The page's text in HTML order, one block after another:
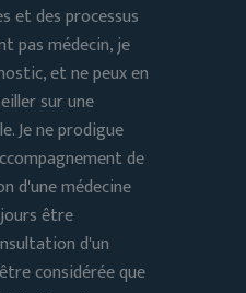
et des processus
pas médecin, je
et ne peux en
sur une
Je ne prodigue
de
d'une médecine
être
d'un
considérée que